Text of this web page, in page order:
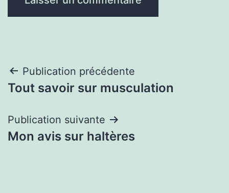
Navigation
de
l’article
Publication précédente
Tout savoir sur musculation
Publication suivante
Mon avis sur haltères